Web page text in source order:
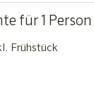
für 1 Person
Frühstück